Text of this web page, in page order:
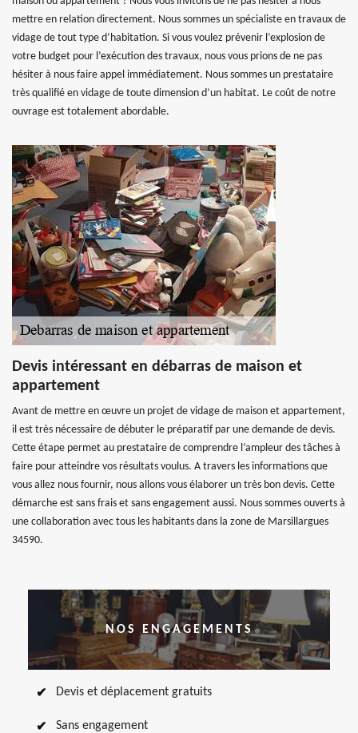
mettre en relation directement. Nous sommes un spécialiste en travaux de
vidage de tout type d’habitation. Si vous voulez prévenir l’explosion de
votre budget pour l’exécution des travaux, nous vous prions de ne pas
hésiter à nous faire appel immédiatement. Nous sommes un prestataire
très qualifié en vidage de toute dimension d’un habitat. Le coût de notre
ouvrage est totalement abordable.
Devis intéressant en débarras de maison et
appartement
Avant de mettre en œuvre un projet de vidage de maison et appartement,
il est très nécessaire de débuter le préparatif par une demande de devis.
Cette étape permet au prestataire de comprendre l’ampleur des tâches à
faire pour atteindre vos résultats voulus. A travers les informations que
vous allez nous fournir, nous allons vous élaborer un très bon devis. Cette
démarche est sans frais et sans engagement aussi. Nous sommes ouverts à
une collaboration avec tous les habitants dans la zone de Marsillargues
34590.
NOS ENGAGEMENTS
Devis et déplacement gratuits
Sans engagement